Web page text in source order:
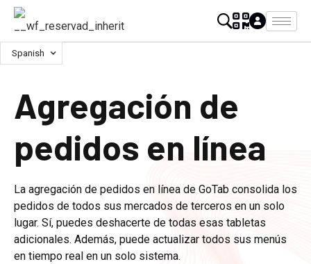
Spanish
Agregación de
pedidos en línea
La agregación de pedidos en línea de GoTab consolida los
pedidos de todos sus mercados de terceros en un solo
lugar. Sí, puedes deshacerte de todas esas tabletas
adicionales. Además, puede actualizar todos sus menús
en tiempo real en un solo sistema.